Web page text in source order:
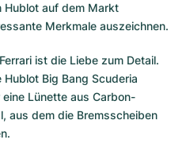
Hublot auf dem Markt
Merkmale auszeichnen.
ist die Liebe zum Detail.
Big Bang Scuderia
Lünette aus Carbon-
aus dem die Bremsscheiben